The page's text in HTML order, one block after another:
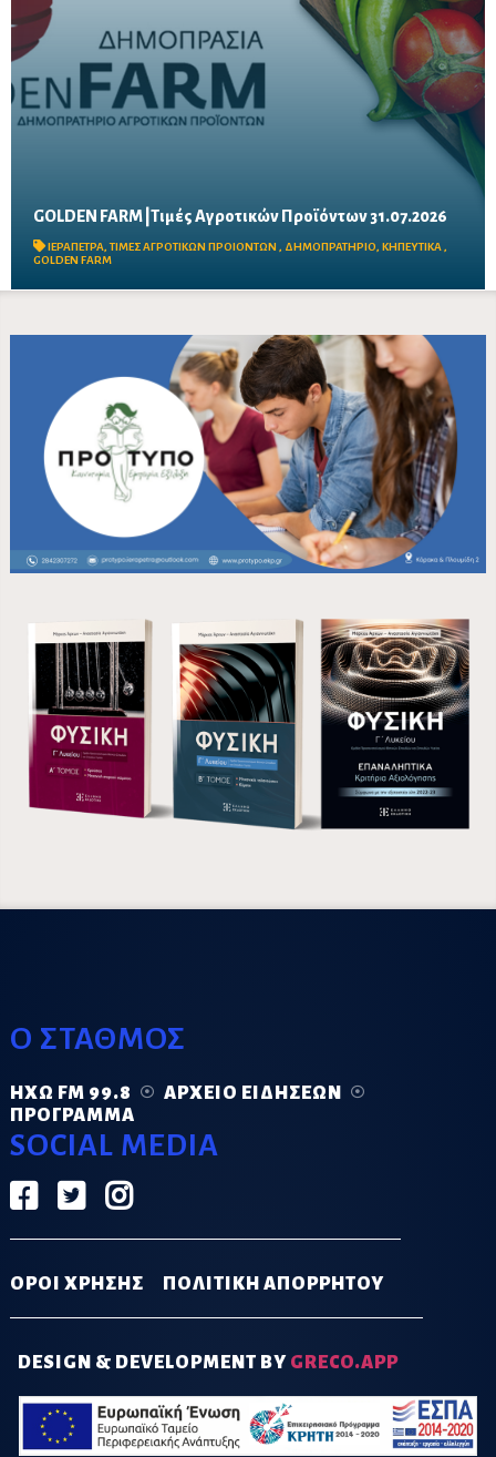
GOLDEN FARM |Τιμές Αγροτικών Προϊόντων 31.07.2026
ΙΕΡΑΠΕΤΡΑ,ΤΙΜΕΣ ΑΓΡΟΤΙΚΩΝ ΠΡΟΙΟΝΤΩΝ , ΔΗΜΟΠΡΑΤΗΡΙΟ, ΚΗΠΕΥΤΙΚΑ ,
GOLDEN FARM
Ο ΣΤΑΘΜΟΣ
ΗΧΏ FM 99.8
ΑΡΧΕΊΟ ΕΙΔΉΣΕΩΝ
ΠΡΌΓΡΑΜΜΑ
SOCIAL MEDIA
ΟΡΟΙ ΧΡΗΣΗΣ ΠΟΛΙΤΙΚΗ ΑΠΟΡΡΗΤΟΥ
DESIGN & DEVELOPMENT BY GRECO.APP